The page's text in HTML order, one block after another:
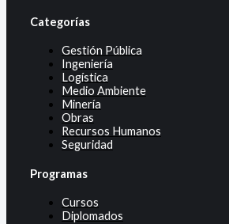
Categorías
Gestión Pública
Ingeniería
Logística
Medio Ambiente
Minería
Obras
Recursos Humanos
Seguridad
Programas
Cursos
Diplomados